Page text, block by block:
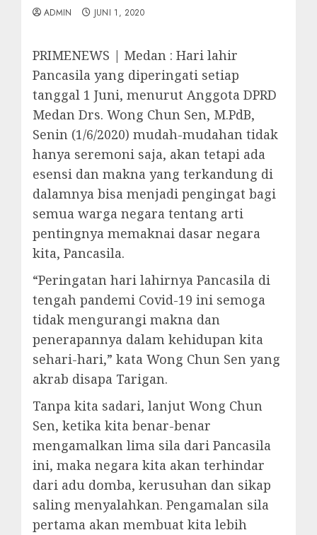
ADMIN JUNI 1, 2020
PRIMENEWS | Medan : Hari lahir
Pancasila yang diperingati setiap
tanggal 1 Juni, menurut Anggota DPRD
Medan Drs. Wong Chun Sen, M.PdB,
Senin (1/6/2020) mudah-mudahan tidak
hanya seremoni saja, akan tetapi ada
esensi dan makna yang terkandung di
dalamnya bisa menjadi pengingat bagi
semua warga negara tentang arti
pentingnya memaknai dasar negara
kita, Pancasila.
“Peringatan hari lahirnya Pancasila di
tengah pandemi Covid-19 ini semoga
tidak mengurangi makna dan
penerapannya dalam kehidupan kita
sehari-hari,” kata Wong Chun Sen yang
akrab disapa Tarigan.
Tanpa kita sadari, lanjut Wong Chun
Sen, ketika kita benar-benar
mengamalkan lima sila dari Pancasila
ini, maka negara kita akan terhindar
dari adu domba, kerusuhan dan sikap
saling menyalahkan. Pengamalan sila
pertama akan membuat kita lebih